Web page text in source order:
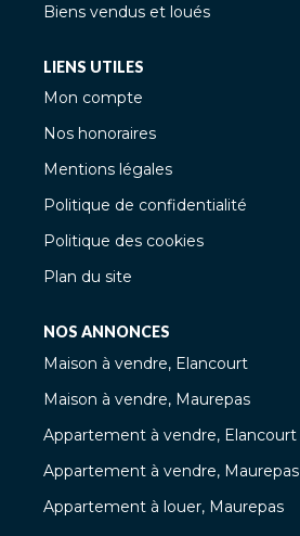
Biens vendus et loués
LIENS UTILES
Mon compte
Nos honoraires
Mentions légales
Politique de confidentialité
Politique des cookies
Plan du site
NOS ANNONCES
Maison à vendre, Elancourt
Maison à vendre, Maurepas
Appartement à vendre, Elancourt
Appartement à vendre, Maurepas
Appartement à louer, Maurepas